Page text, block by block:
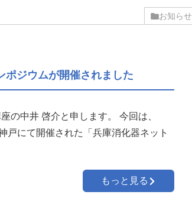
お知らせ
ポジウムが開催されました
の中井 啓介と申します。 今回は、
戸にて開催された「兵庫消化器ネット
もっと見る